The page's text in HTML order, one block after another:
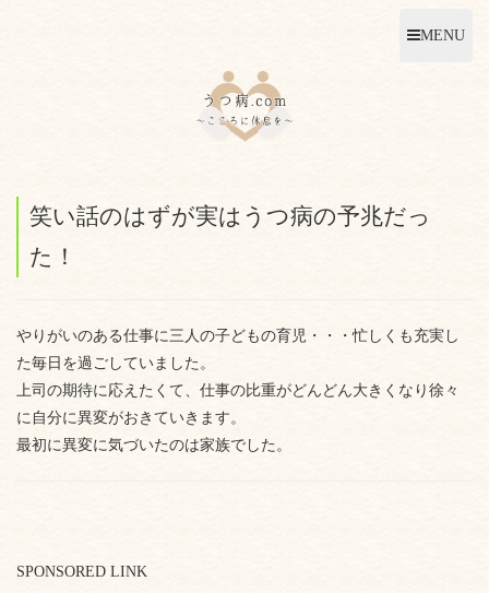
MENU
笑い話のはずが実はうつ病の予兆だっ
た！
やりがいのある仕事に三人の子どもの育児・・・忙しくも充実し
た毎日を過ごしていました。
上司の期待に応えたくて、仕事の比重がどんどん大きくなり徐々
に自分に異変がおきていきます。
最初に異変に気づいたのは家族でした。
SPONSORED LINK